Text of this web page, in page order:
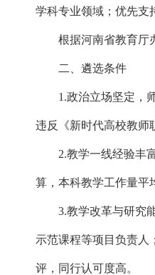
学科专业领域；优先支
根据河南省教育厅办
二、遴选条件
1.政治立场坚定，师
违反《新时代高校教师
2.教学一线经验丰富
算，本科教学工作量平
3.教学改革与研究能
示范课程等项目负责人
评，同行认可度高。